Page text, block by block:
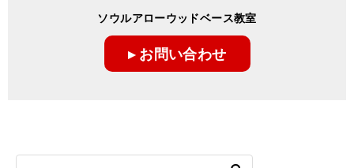
ソウルアローウッドベース教室
▸ お問い合わせ